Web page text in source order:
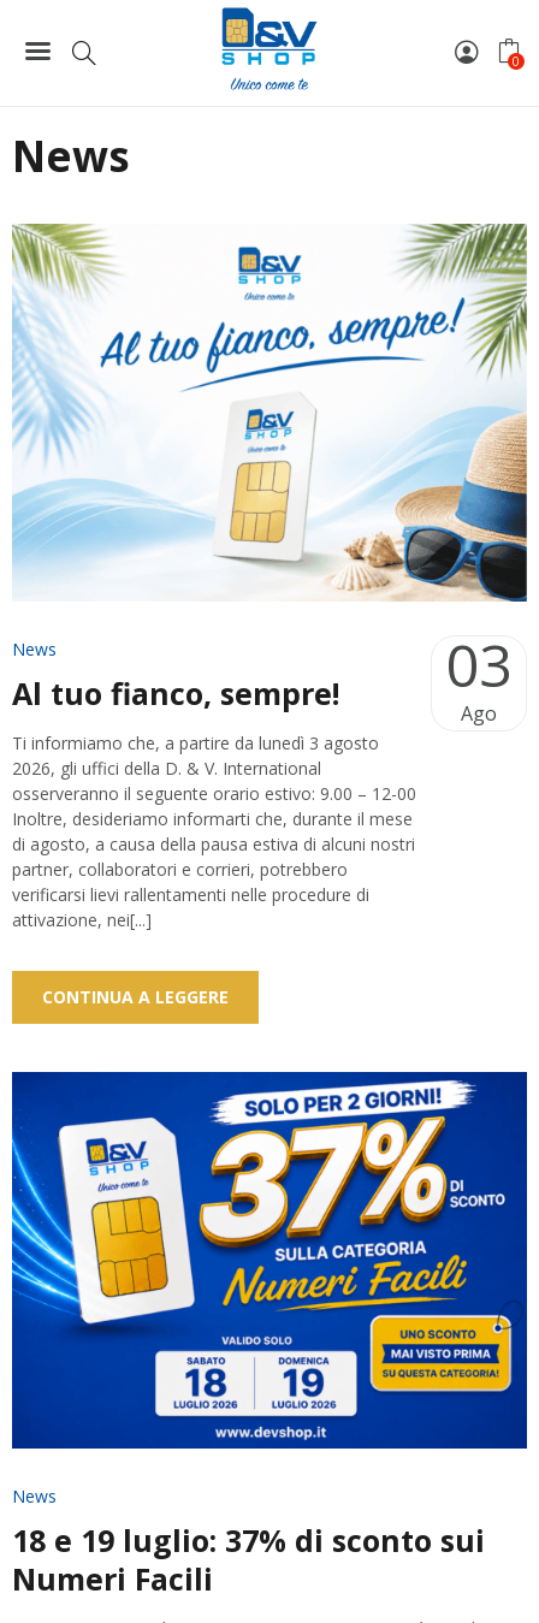
0
News
News
Al tuo fianco, sempre!
Ti informiamo che, a partire da lunedì 3 agosto
2026, gli uffici della D. & V. International
osserveranno il seguente orario estivo: 9.00 – 12-00
Inoltre, desideriamo informarti che, durante il mese
di agosto, a causa della pausa estiva di alcuni nostri
partner, collaboratori e corrieri, potrebbero
verificarsi lievi rallentamenti nelle procedure di
attivazione, nei[...]
CONTINUA A LEGGERE
03
Ago
News
18 e 19 luglio: 37% di sconto sui
Numeri Facili